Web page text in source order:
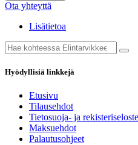
Ota yhteyttä
Lisätietoa
Hyödyllisiä linkkejä
Etusivu
Tilausehdot
Tietosuoja- ja rekisteriseloste
Maksuehdot
Palautusohjeet